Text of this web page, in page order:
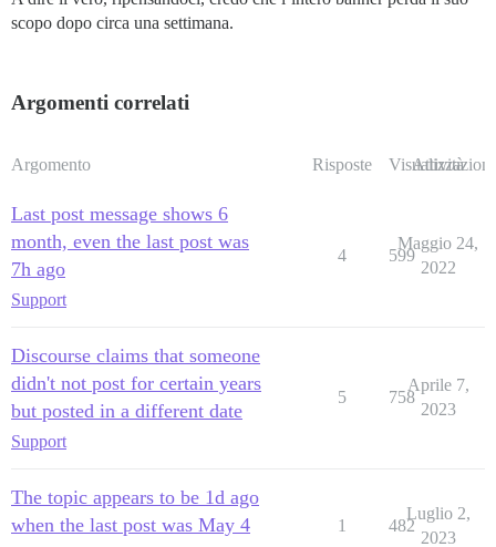
scopo dopo circa una settimana.
Argomenti correlati
Argomento Risposte Visualizzazioni
Attività
Last post message shows 6
month, even the last post was
7h ago
Support
4 599
Maggio 24,
2022
Discourse claims that someone
didn't not post for certain years
but posted in a different date
Support
5 758
Aprile 7,
2023
The topic appears to be 1d ago
when the last post was May 4
1 482
Luglio 2,
2023